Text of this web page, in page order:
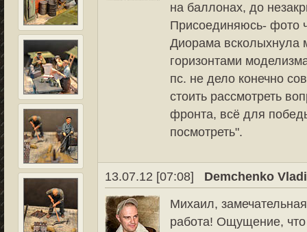
на баллонах, до
Присоединяюсь- фото
Диорама всколыхнула
горизонтами
пс. не дело конечно
стоить рассмотреть
фронта, всё для
посмотреть".
13.07.12 [07:08]
Demchenko
Михаил,
работа! Ощущение,